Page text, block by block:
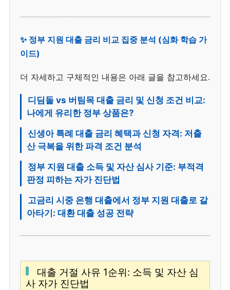
✨ 정부 지원 대출 금리 비교 집중 분석 (심화 학습 가
이드)
더 자세하고 구체적인 내용은 아래 글을 참고하세요.
디딤돌 vs 버팀목 대출 금리 및 신청 조건 비교:
나에게 유리한 정부 상품은?
신생아 특례 대출 금리 혜택과 신청 자격: 저출
산 극복을 위한 파격 조건 분석
정부 지원 대출 소득 및 자산 심사 기준: 부적격
판정 피하는 자가 진단법
고금리 시중 은행 대출에서 정부 지원 대출로 갈
아타기: 대환 대출 성공 전략
대출 거절 사유 1순위: 소득 및 자산 심
사 자가 진단법